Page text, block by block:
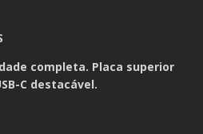
completa. Placa superior
C destacável.